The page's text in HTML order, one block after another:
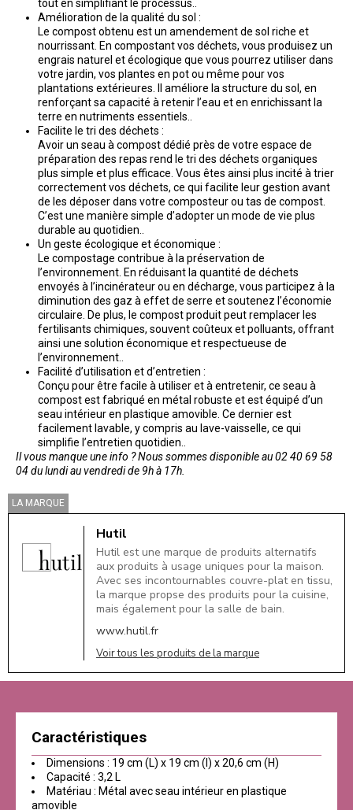
tout en simplifiant le processus..
Amélioration de la qualité du sol :
Le compost obtenu est un amendement de sol riche et
nourrissant. En compostant vos déchets, vous produisez un
engrais naturel et écologique que vous pourrez utiliser dans
votre jardin, vos plantes en pot ou même pour vos
plantations extérieures. Il améliore la structure du sol, en
renforçant sa capacité à retenir l’eau et en enrichissant la
terre en nutriments essentiels..
Facilite le tri des déchets :
Avoir un seau à compost dédié près de votre espace de
préparation des repas rend le tri des déchets organiques
plus simple et plus efficace. Vous êtes ainsi plus incité à trier
correctement vos déchets, ce qui facilite leur gestion avant
de les déposer dans votre composteur ou tas de compost.
C’est une manière simple d’adopter un mode de vie plus
durable au quotidien..
Un geste écologique et économique :
Le compostage contribue à la préservation de
l’environnement. En réduisant la quantité de déchets
envoyés à l’incinérateur ou en décharge, vous participez à la
diminution des gaz à effet de serre et soutenez l’économie
circulaire. De plus, le compost produit peut remplacer les
fertilisants chimiques, souvent coûteux et polluants, offrant
ainsi une solution économique et respectueuse de
l’environnement..
Facilité d’utilisation et d’entretien :
Conçu pour être facile à utiliser et à entretenir, ce seau à
compost est fabriqué en métal robuste et est équipé d’un
seau intérieur en plastique amovible. Ce dernier est
facilement lavable, y compris au lave-vaisselle, ce qui
simplifie l’entretien quotidien..
Il vous manque une info ? Nous sommes disponible au 02 40 69 58
04 du lundi au vendredi de 9h à 17h.
LA MARQUE
Hutil
Hutil est une marque de produits alternatifs
aux produits à usage uniques pour la maison.
Avec ses incontournables couvre-plat en tissu,
la marque propse des produits pour la cuisine,
mais également pour la salle de bain.
www.hutil.fr
Voir tous les produits de la marque
Caractéristiques
Dimensions : 19 cm (L) x 19 cm (l) x 20,6 cm (H)
Capacité : 3,2 L
Matériau : Métal avec seau intérieur en plastique
amovible